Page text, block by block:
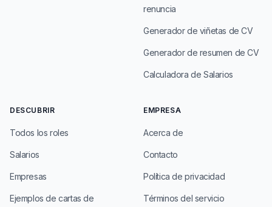
renuncia
Generador de viñetas de CV
Generador de resumen de CV
Calculadora de Salarios
DESCUBRIR
Todos los roles
Salarios
Empresas
Ejemplos de cartas de
EMPRESA
Acerca de
Contacto
Política de privacidad
Términos del servicio